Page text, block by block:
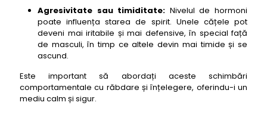
Agresivitate sau timiditate: Nivelul de hormoni
poate influența starea de spirit. Unele cățele pot
deveni mai iritabile și mai defensive, în special față
de masculi, în timp ce altele devin mai timide și se
ascund.
Este important să abordați aceste schimbări
comportamentale cu răbdare și înțelegere, oferindu-i un
mediu calm și sigur.